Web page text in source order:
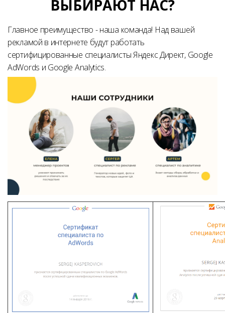
ВЫБИРАЮТ НАС?
Главное преимущество - наша команда! Над вашей
рекламой в интернете будут работать
сертифицированные специалисты Яндекс Директ, Google
AdWords и Google Analytics.